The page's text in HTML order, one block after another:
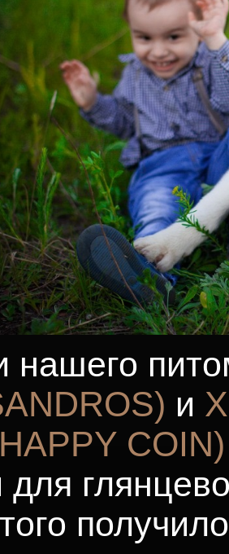
нашего
и
COIN)
для